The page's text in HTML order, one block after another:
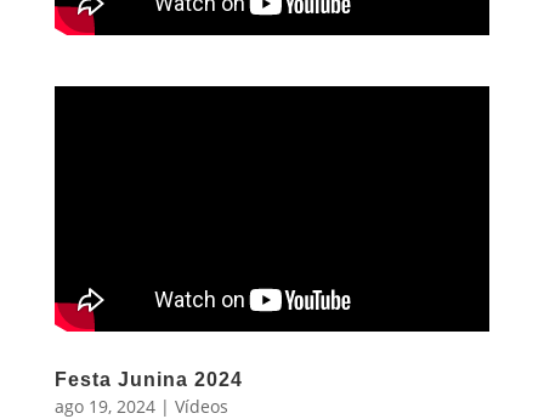
Festa Junina 2024
ago 19, 2024| Vídeos